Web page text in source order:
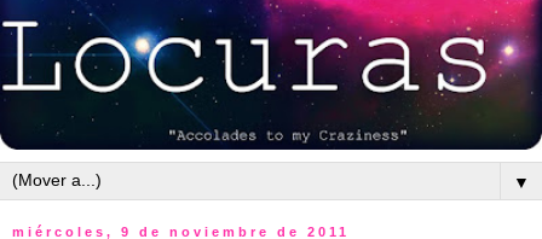
▼
miércoles, 9 de noviembre de 2011